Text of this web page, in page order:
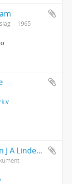
1965
Transkriberade brev från J A Linder till Hanna & Louise Leijel